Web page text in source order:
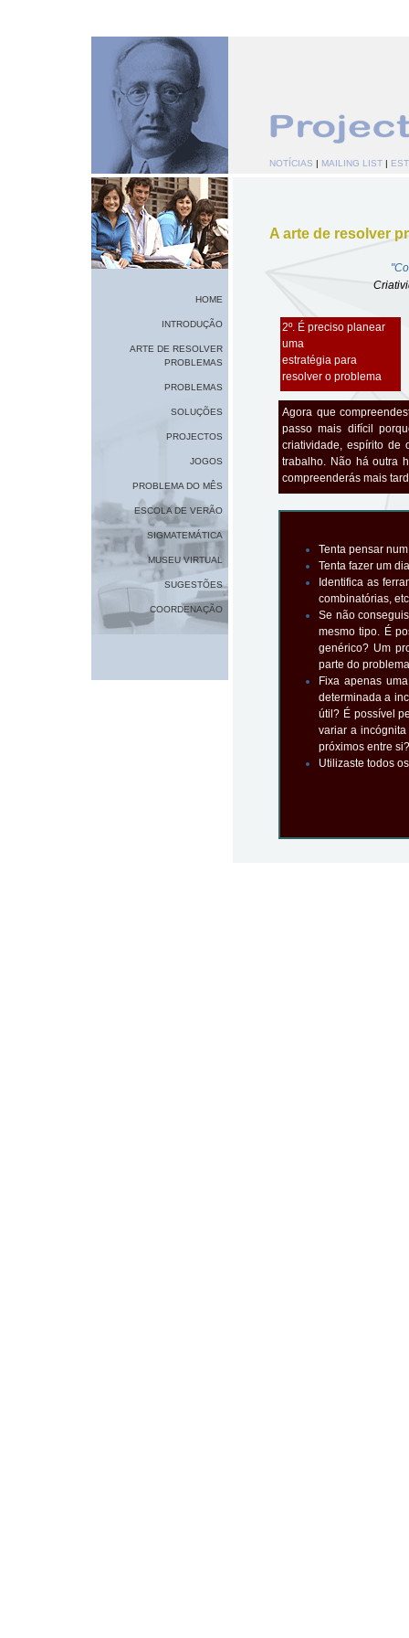
NOTÍCIAS | MAILING LIST |
HOME
INTRODUÇÃO
ARTE DE RESOLVER
PROBLEMAS
PROBLEMAS
SOLUÇÕES
PROJECTOS
JOGOS
PROBLEMA DO MÊS
ESCOLA DE VERÃO
SIGMATEMÁTICA
MUSEU VIRTUAL
SUGESTÕES
COORDENAÇÃO
A arte de resolver
2º. É preciso planear
uma
estratégia para
resolver o problema
Agora que
passo mais difícil
criatividade, espírito de
trabalho. Não há outra
compreenderás mais
Tenta pensar
Tenta fazer um
Identifica as
combinatórias,
Se não
mesmo tipo. É
genérico? Um
parte do
Fixa apenas
determinada a
útil? É possível
variar a
próximos entre si?
Utilizaste todos